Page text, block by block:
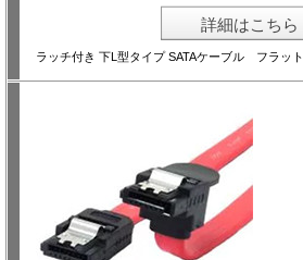
詳細はこちら
ラッチ付き 下L型タイプ SATAケーブル フラット